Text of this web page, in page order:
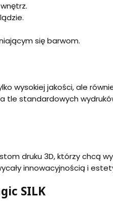
się barwom.
wysokiej jakości, ale
tle standardowych
druku 3D, którzy chcą
innowacyjnością i
SILK